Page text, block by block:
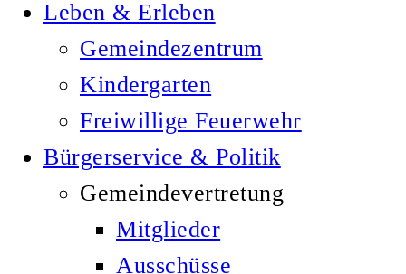
Leben & Erleben
Gemeindezentrum
Kindergarten
Freiwillige Feuerwehr
Bürgerservice & Politik
Gemeindevertretung
Mitglieder
Ausschüsse